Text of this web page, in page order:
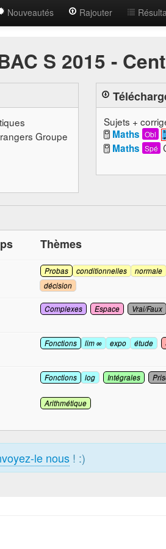
Nouveautés Rajouter
S 2015 -
Groupe
Sujets +
Maths Obl
Maths Spé
Thèmes
Probas conditionnelles normale
décision
Complexes Espace Vrai/Faux
Fonctions lim ∞ expo étude
Fonctions log Intégrales
Arithmétique
le nous ! :)